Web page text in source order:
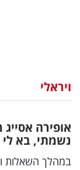
וצרכנות
דיגיטל
וטק
ויראלי
אופירה
נשמתי, בא
במהלך השאלות